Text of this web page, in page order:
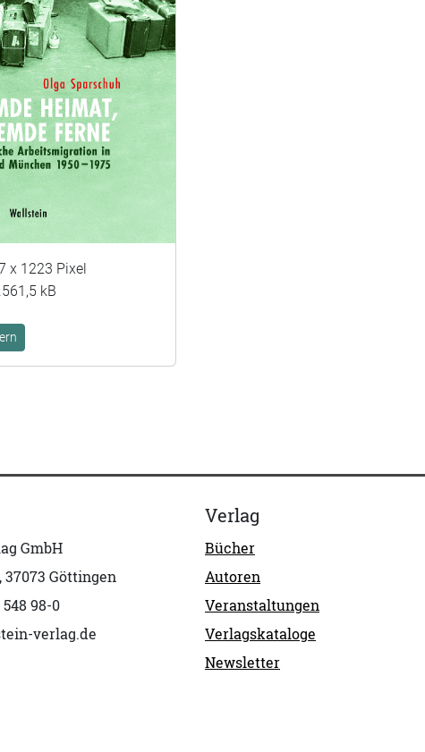
x 1223 Pixel
kB
GmbH
37073 Göttingen
548 98-0
verlag.de
Verlag
Bücher
Autoren
Veranstaltungen
Verlagskataloge
Newsletter